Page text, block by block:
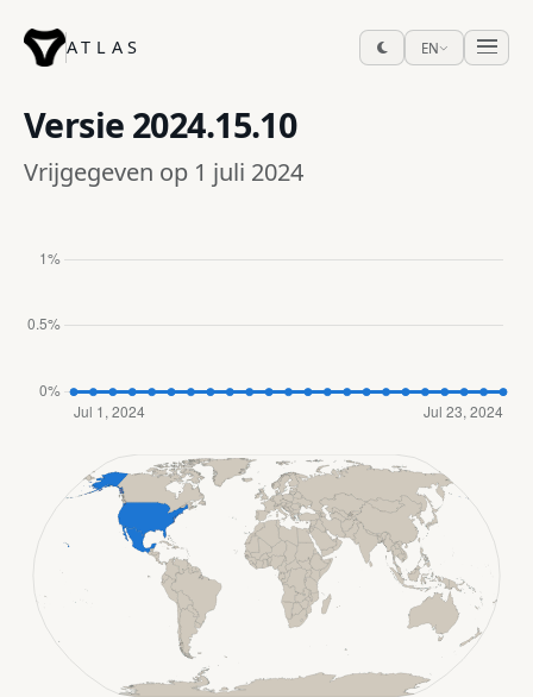
ATLAS EN
Versie 2024.15.10
Vrijgegeven op 1 juli 2024